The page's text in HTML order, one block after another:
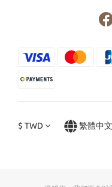
$ TWD 繁體中文